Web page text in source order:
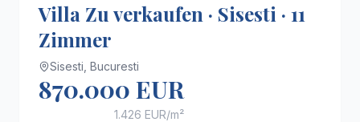
Villa Zu verkaufen · Sisesti · 11
Zimmer
Sisesti, Bucuresti
870.000 EUR
1.426 EUR/m²